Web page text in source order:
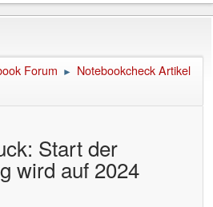
Forum ► Notebookcheck Artikel
Start der
wird auf 2024